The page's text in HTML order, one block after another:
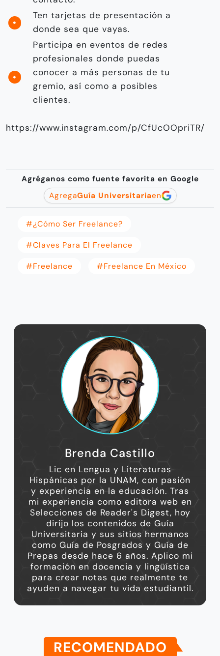
Ten tarjetas de presentación a
donde sea que vayas.
Participa en eventos de redes
profesionales donde puedas
conocer a más personas de tu
gremio, así como a posibles
clientes.
https://www.instagram.com/p/CfUcOOpriTR/
Agréganos como fuente favorita en Google
AgregaGuía Universitariaen
#¿Cómo Ser Freelance?
#Claves Para El Freelance
#freelance #freelance En México
Brenda Castillo
Lic en Lengua y Literaturas
Hispánicas por la UNAM, con pasión
y experiencia en la educación. Tras
mi experiencia como editora web en
Selecciones de Reader's Digest, hoy
dirijo los contenidos de Guía
Universitaria y sus sitios hermanos
como Guía de Posgrados y Guía de
Prepas desde hace 6 años. Aplico mi
formación en docencia y lingüística
para crear notas que realmente te
ayuden a navegar tu vida estudiantil.
RECOMENDADO